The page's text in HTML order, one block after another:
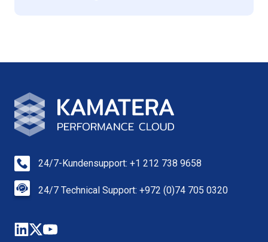
24/7-Kundensupport: +1 212 738 9658
24/7 Technical Support: +972 (0)74 705 0320